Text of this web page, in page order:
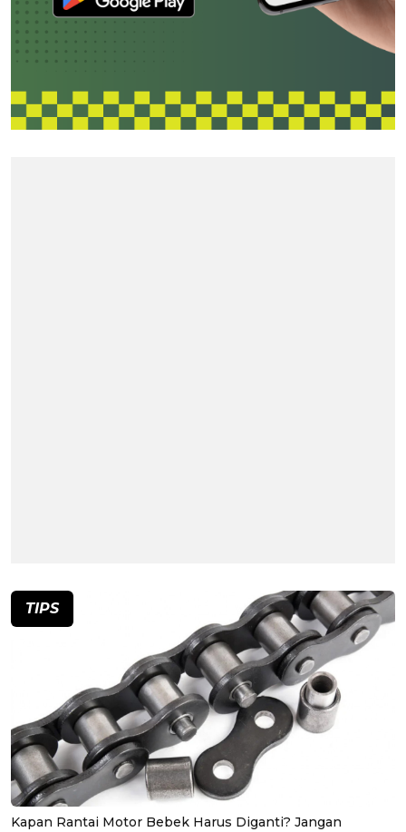
TIPS
Kapan Rantai Motor Bebek Harus Diganti? Jangan